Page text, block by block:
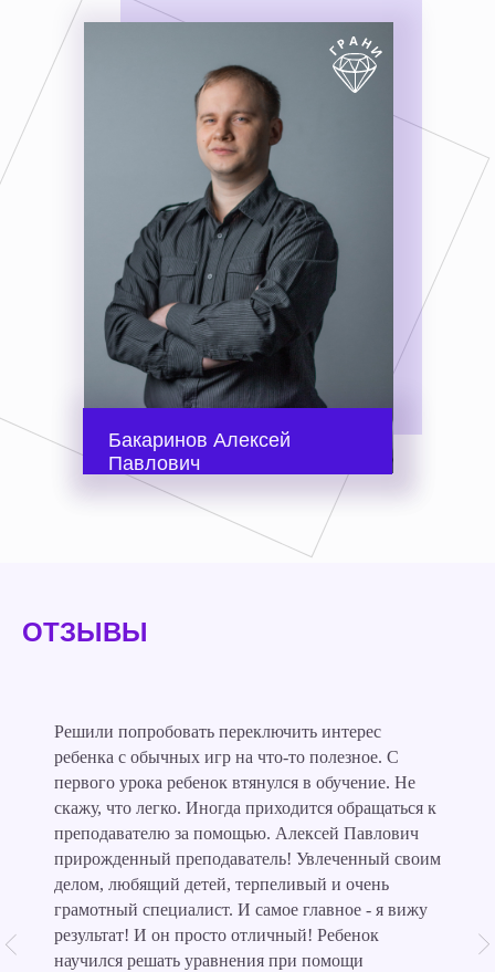
Бакаринов Алексей
Павлович
ОТЗЫВЫ
Решили попробовать переключить интерес
ребенка с обычных игр на что-то полезное. С
первого урока ребенок втянулся в обучение. Не
скажу, что легко. Иногда приходится обращаться к
преподавателю за помощью. Алексей Павлович
прирожденный преподаватель! Увлеченный своим
делом, любящий детей, терпеливый и очень
грамотный специалист. И самое главное - я вижу
результат! И он просто отличный! Ребенок
научился решать уравнения при помощи